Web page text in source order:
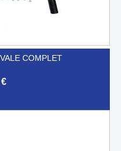
COMPLET